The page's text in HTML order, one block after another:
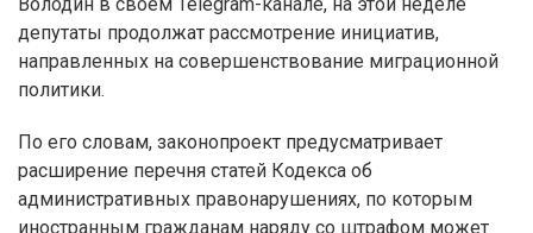
Володин в своем Telegram-канале, на этой неделе
депутаты продолжат рассмотрение инициатив,
направленных на совершенствование миграционной
политики.
По его словам, законопроект предусматривает
расширение перечня статей Кодекса об
административных правонарушениях, по которым
иностранным гражданам наряду со штрафом может